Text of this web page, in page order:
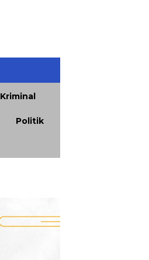
Kriminal
Politik